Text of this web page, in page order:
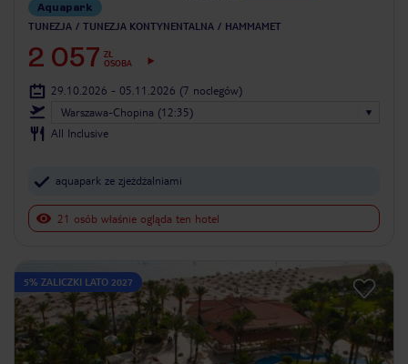
Aquapark
TUNEZJA TUNEZJA KONTYNENTALNA HAMMAMET
2 057 ZŁ
OSOBA
29.10.2026 - 05.11.2026 (7 noclegów)
Warszawa-Chopina (12:35)
All Inclusive
aquapark ze zjeżdżalniami
21 osób właśnie ogląda ten hotel
5% ZALICZKI LATO 2027